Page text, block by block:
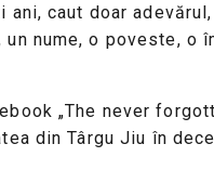
ani, caut doar
nume, o poveste,
„The never
din Târgu Jiu în